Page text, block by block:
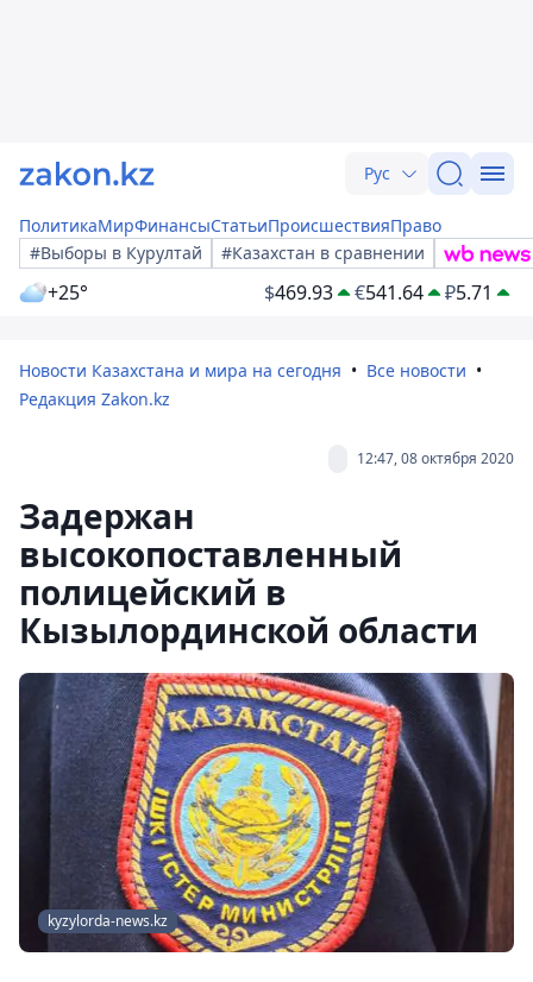
Рус
ПолитикаМирФинансыСтатьиПроисшествияПраво
#Выборы в Курултай
#Казахстан в сравнении
+25° $469.93 €541.64 ₽5.71
Новости Казахстана и мира на сегодня
Все новости
Редакция Zakon.kz
12:47, 08 октября 2020
Задержан
высокопоставленный
полицейский в
Кызылординской области
kyzylorda-news.kz